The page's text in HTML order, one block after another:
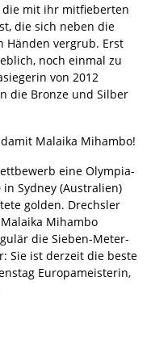
die mit ihr mitfieberten
die sich neben die
Händen vergrub. Erst
noch einmal zu
von 2012
die Bronze und Silber
Malaika Mihambo!
eine Olympia-
Sydney (Australien)
golden. Drechsler
Mihambo
die Sieben-Meter-
Sie ist derzeit die beste
Europameisterin,